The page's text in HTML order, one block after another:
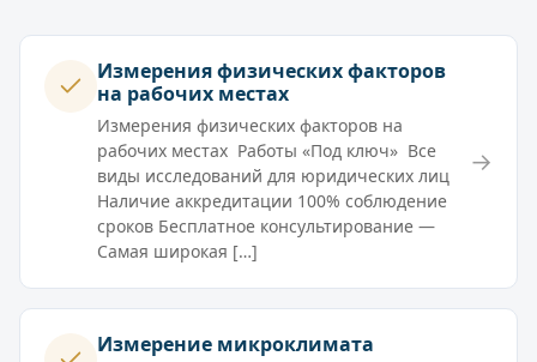
Измерения физических факторов
на рабочих местах
Измерения физических факторов на
рабочих местах Работы «Под ключ» Все
виды исследований для юридических лиц
Наличие аккредитации 100% соблюдение
сроков Бесплатное консультирование —
Самая широкая […]
→
Измерение микроклимата